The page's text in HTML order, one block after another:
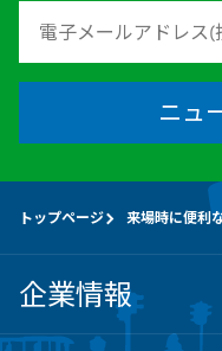
ニュ
トップページ 来場時に便利
企業情報